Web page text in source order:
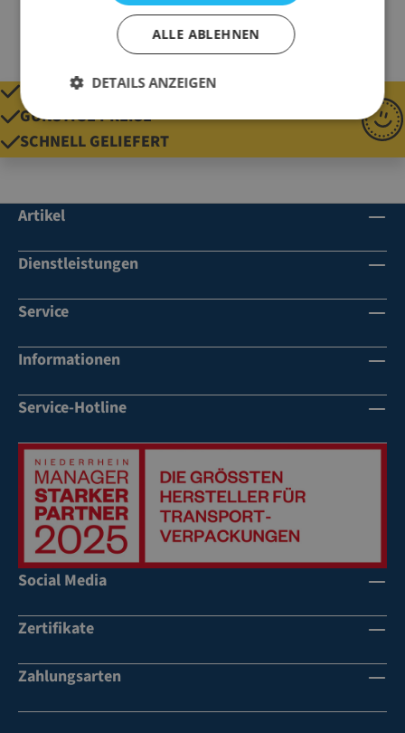
QUALITÄT SEIT 1920
GÜNSTIGE PREISE
SCHNELL GELIEFERT
Artikel
Dienstleistungen
Service
Informationen
Service-Hotline
Social Media
Zertifikate
Zahlungsarten
ALLE ABLEHNEN
DETAILS ANZEIGEN